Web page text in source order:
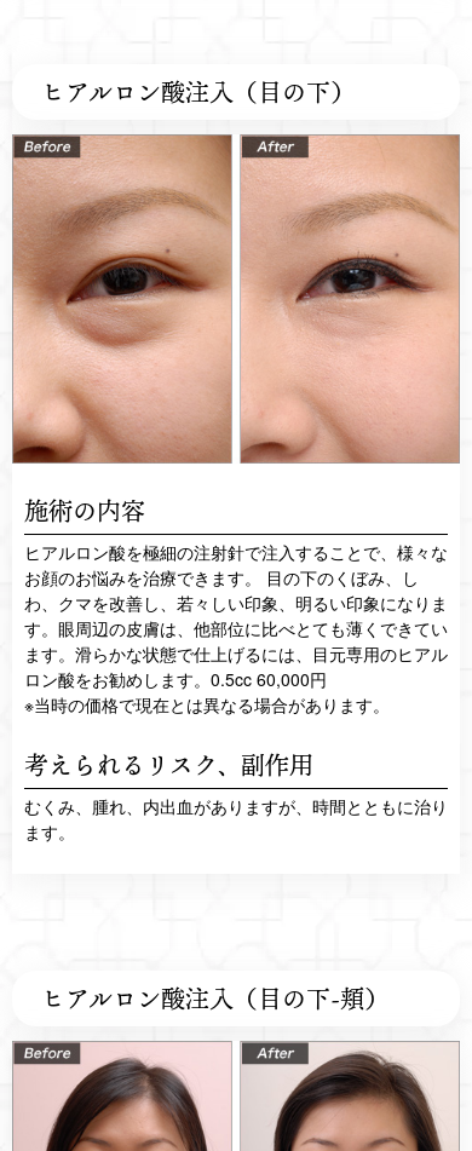
ヒアルロン酸注入（目の下）
施術の内容
ヒアルロン酸を極細の注射針で注入することで、様々な
お顔のお悩みを治療できます。 目の下のくぼみ、し
わ、クマを改善し、若々しい印象、明るい印象になりま
す。眼周辺の皮膚は、他部位に比べとても薄くできてい
ます。滑らかな状態で仕上げるには、目元専用のヒアル
ロン酸をお勧めします。0.5cc 60,000円
※当時の価格で現在とは異なる場合があります。
考えられるリスク、 副作用
むくみ、腫れ、内出血がありますが、時間とともに治り
ます。
ヒアルロン酸注入（目の下-頬）